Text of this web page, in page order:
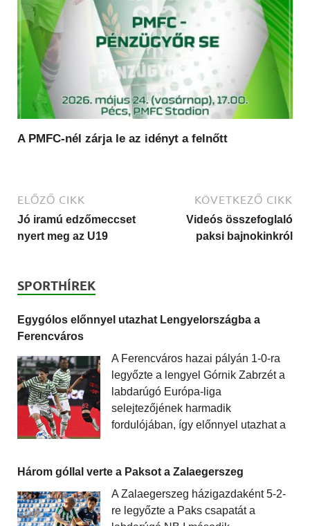
A PMFC-nél zárja le az idényt a felnőtt
ELŐZŐ CIKK
Jó iramú edzőmeccset
nyert meg az U19
KÖVETKEZŐ CIKK
Videós összefoglaló
paksi bajnokinkról
SPORTHÍREK
Egygólos előnnyel utazhat Lengyelországba a
Ferencváros
A Ferencváros hazai pályán 1-0-ra
legyőzte a lengyel Górnik Zabrzét a
labdarúgó Európa-liga
selejtezőjének harmadik
fordulójában, így előnnyel utazhat a
Három góllal verte a Paksot a Zalaegerszeg
A Zalaegerszeg házigazdaként 5-2-
re legyőzte a Paks csapatát a